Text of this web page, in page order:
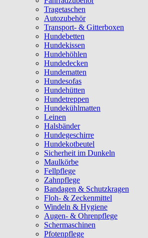
Tragetaschen
Autozubehör
Transport- & Gitterboxen
Hundebetten
Hundekissen
Hundehöhlen
Hundedecken
Hundematten
Hundesofas
Hundehütten
Hundetreppen
Hundekühlmatten
Leinen
Halsbänder
Hundegeschirre
Hundekotbeutel
Sicherheit im Dunkeln
Maulkörbe
Fellpflege
Zahnpflege
Bandagen & Schutzkragen
Floh- & Zeckenmittel
Windeln & Hygiene
Augen- & Ohrenpflege
Schermaschinen
Pfotenpflege